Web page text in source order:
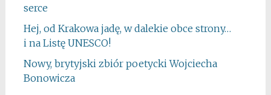
serce
Hej, od Krakowa jadę, w dalekie obce strony…
i na Listę UNESCO!
Nowy, brytyjski zbiór poetycki Wojciecha
Bonowicza